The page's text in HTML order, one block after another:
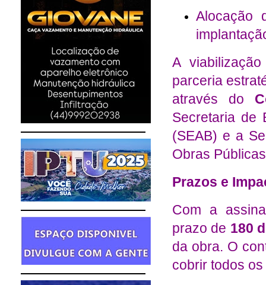
Alocação
A
parceria
através do
Secretaria de
(SEAB) e a
Obras
Prazos e
Com a
prazo de 180
da obra. O
cobrir todos